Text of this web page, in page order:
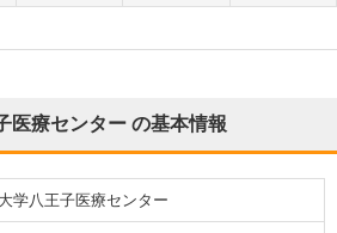
医療センター の基本情報
学八王子医療センター